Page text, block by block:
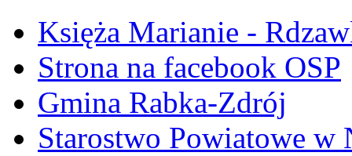
Księża Marianie -
Strona na facebook OSP
Gmina Rabka-Zdrój
Starostwo Powiatowe w